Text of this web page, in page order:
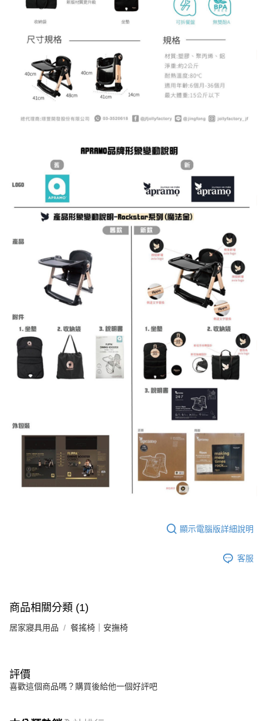
顯示電腦版詳細說明
客服
商品相關分類 (1)
居家寢具用品 餐搖椅｜安撫椅
評價
喜歡這個商品嗎？購買後給他一個好評吧